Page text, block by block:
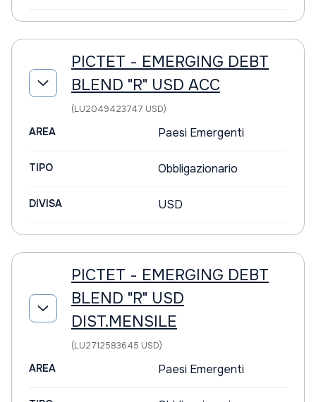
PICTET - EMERGING DEBT
BLEND "R" USD ACC
(LU2049423747 USD)
AREA Paesi Emergenti
TIPO Obbligazionario
DIVISA USD
PICTET - EMERGING DEBT
BLEND "R" USD
DIST.MENSILE
(LU2712583645 USD)
AREA Paesi Emergenti